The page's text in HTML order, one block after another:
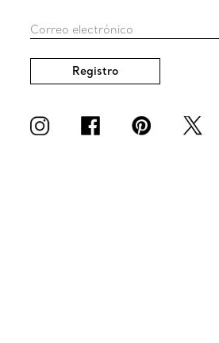
Correo electrónico
Registro